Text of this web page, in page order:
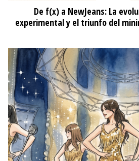
De f(x) a NewJeans: La
experimental y el triunfo del